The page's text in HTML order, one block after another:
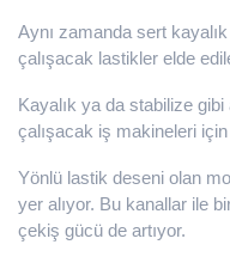
Aynı zamanda sert
çalışacak lastikler elde
Kayalık ya da stabilize gibi
çalışacak iş makineleri
Yönlü lastik deseni olan
yer alıyor. Bu kanallar ile
çekiş gücü de artıyor.